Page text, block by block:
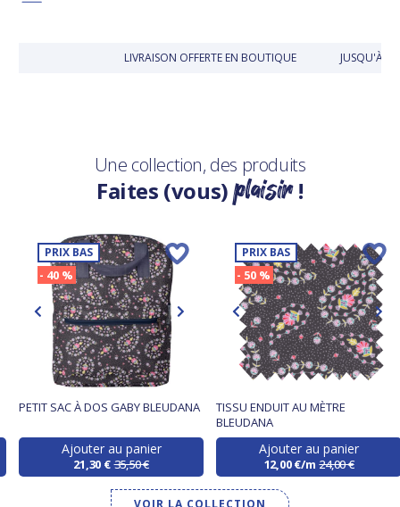
LIVRAISON OFFERTE EN BOUTIQUE JUSQU'À
Une collection, des produits
Faites (vous)plaisir!
PRIX BAS
- 40 %
PETIT SAC À DOS GABY BLEUDANA
Ajouter au panier
21,30 € 35,50 €
PRIX BAS
- 50 %
TISSU ENDUIT AU MÈTRE
BLEUDANA
Ajouter au panier
12,00 €/m 24,00 €
VOIR LA COLLECTION